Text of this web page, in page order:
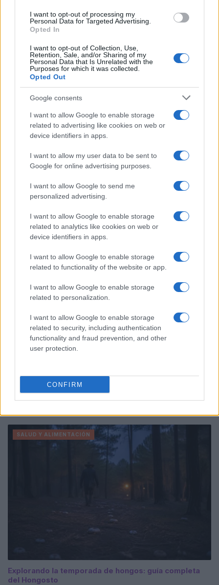
I want to opt-out of processing my
Personal Data for Targeted Advertising.
Opted In
I want to opt-out of Collection, Use,
Retention, Sale, and/or Sharing of my
Personal Data that Is Unrelated with the
Purposes for which it was collected.
Opted Out
Google consents
I want to allow Google to enable storage
related to advertising like cookies on web or
device identifiers in apps.
I want to allow my user data to be sent to
Google for online advertising purposes.
I want to allow Google to send me
personalized advertising.
I want to allow Google to enable storage
related to analytics like cookies on web or
device identifiers in apps.
I want to allow Google to enable storage
related to functionality of the website or app.
I want to allow Google to enable storage
related to personalization.
I want to allow Google to enable storage
related to security, including authentication
functionality and fraud prevention, and other
user protection.
CONFIRM
Sigue leyendo
SALUD Y ALIMENTACIÓN
Técnicas de Jordi Cruz para potenciar el sabor de
zanahorias, pimientos y caldos
María Vázquez · 10 Ago 2026
SALUD Y ALIMENTACIÓN
Explorando las similitudes y diferencias entre la
gastronomía peruana y ecuatoriana
SALUD Y ALIMENTACIÓN
Explorando la temporada de hongos: guía completa
del Hongosto